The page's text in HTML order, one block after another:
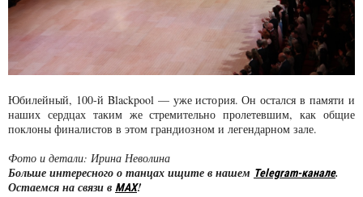
Юбилейный, 100-й Blackpool — уже история. Он остался в памяти и
наших сердцах таким же стремительно пролетевшим, как общие
поклоны финалистов в этом грандиозном и легендарном зале.
Фото и детали: Ирина Неволина
Больше интересного о танцах ищите в нашем Telegram-канале.
Остаемся на связи в MAX!